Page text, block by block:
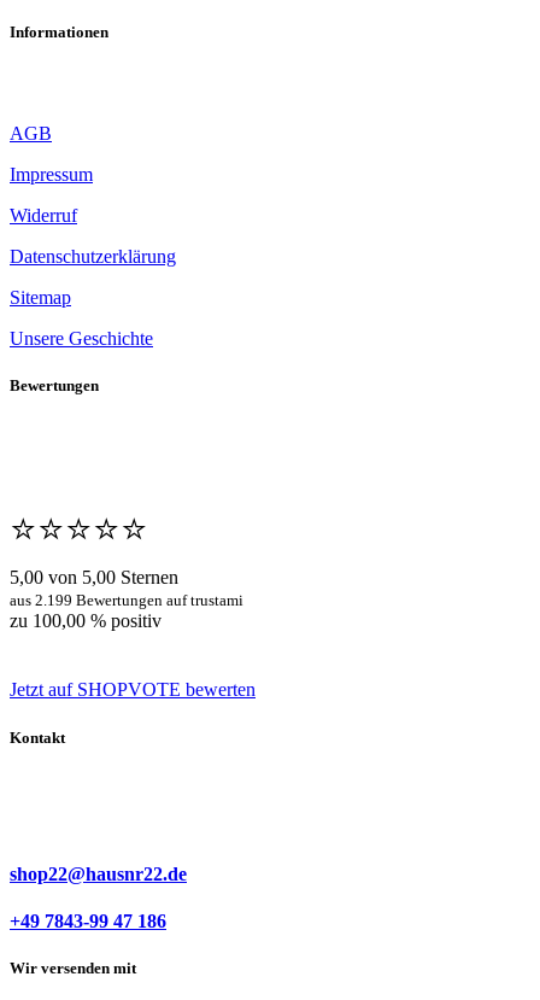
Informationen
AGB
Impressum
Widerruf
Datenschutzerklärung
Sitemap
Unsere Geschichte
Bewertungen
⭐️⭐️⭐️⭐️⭐️
5,00 von 5,00 Sternen
aus 2.199 Bewertungen auf trustami
zu 100,00 % positiv
Jetzt auf SHOPVOTE bewerten
Kontakt
shop22@hausnr22.de
+49 7843-99 47 186
Wir versenden mit